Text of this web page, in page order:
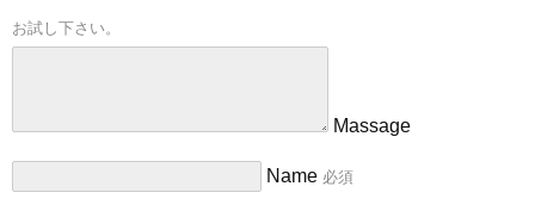
お試し下さい。
Massage
Name 必須